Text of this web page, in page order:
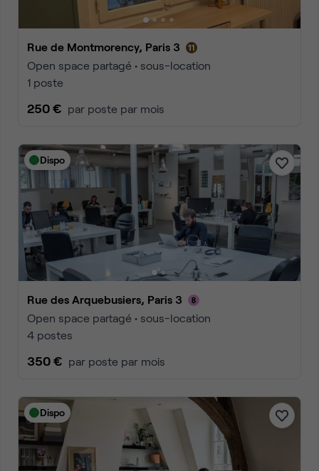
Rue de Montmorency, Paris 3
Open space partagé • sous-location
1 poste
250 € par poste par mois
Dispo
Rue des Arquebusiers, Paris 3
Open space partagé • sous-location
4 postes
350 € par poste par mois
Dispo